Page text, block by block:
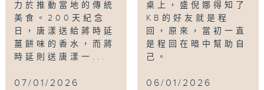
力於推動當地的傳統
美食。200天紀念
日，唐漾送給蔣時延
薑餅味的香水，而蔣
時延則送唐漾一...
07/01/2026
桌上，盛倪娜得知了
KB的好友就是程
回，原來，當初一直
是程回在暗中幫助自
己。
06/01/2026